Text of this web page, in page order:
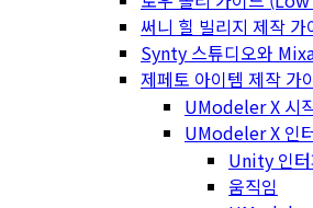
써니 힐 빌리지 제작 가
Synty 스튜디오와
제페토 아이템 제작 가
UModeler X 시
UModeler X 인
Unity 인
움직임